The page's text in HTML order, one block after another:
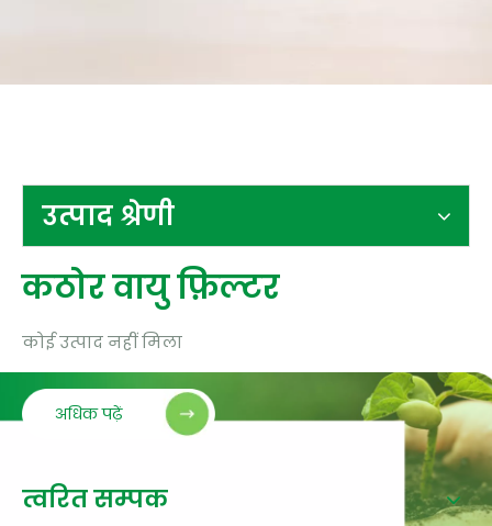
उत्पाद श्रेणी
कठोर वायु फ़िल्टर
कोई उत्पाद नहीं मिला
अधिक पढ़ें
त्वरित सम्पक